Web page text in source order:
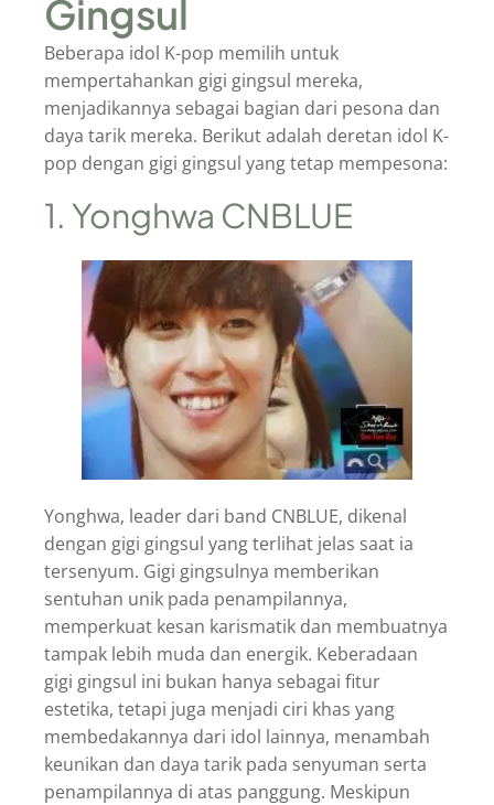
Gingsul
Beberapa idol K-pop memilih untuk
mempertahankan gigi gingsul mereka,
menjadikannya sebagai bagian dari pesona dan
daya tarik mereka. Berikut adalah deretan idol K-
pop dengan gigi gingsul yang tetap mempesona:
1. Yonghwa CNBLUE
Yonghwa, leader dari band CNBLUE, dikenal
dengan gigi gingsul yang terlihat jelas saat ia
tersenyum. Gigi gingsulnya memberikan
sentuhan unik pada penampilannya,
memperkuat kesan karismatik dan membuatnya
tampak lebih muda dan energik. Keberadaan
gigi gingsul ini bukan hanya sebagai fitur
estetika, tetapi juga menjadi ciri khas yang
membedakannya dari idol lainnya, menambah
keunikan dan daya tarik pada senyuman serta
penampilannya di atas panggung. Meskipun